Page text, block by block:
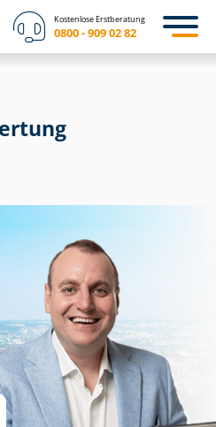
Kostenlose Erstberatung
0800 - 909 02 82